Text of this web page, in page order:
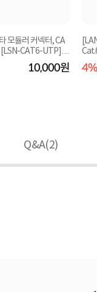
모듈러 커넥터, CA
[LSN-CAT6-UTP]
10,000원 4%
Q&A(2)